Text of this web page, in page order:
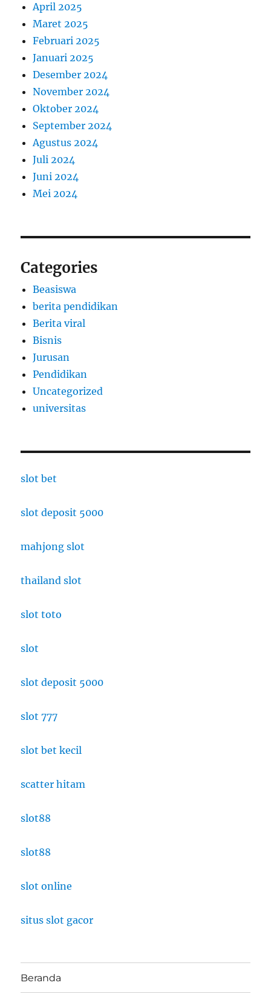
April 2025
Maret 2025
Februari 2025
Januari 2025
Desember 2024
November 2024
Oktober 2024
September 2024
Agustus 2024
Juli 2024
Juni 2024
Mei 2024
Categories
Beasiswa
berita pendidikan
Berita viral
Bisnis
Jurusan
Pendidikan
Uncategorized
universitas
slot bet
slot deposit 5000
mahjong slot
thailand slot
slot toto
slot
slot deposit 5000
slot 777
slot bet kecil
scatter hitam
slot88
slot88
slot online
situs slot gacor
Beranda